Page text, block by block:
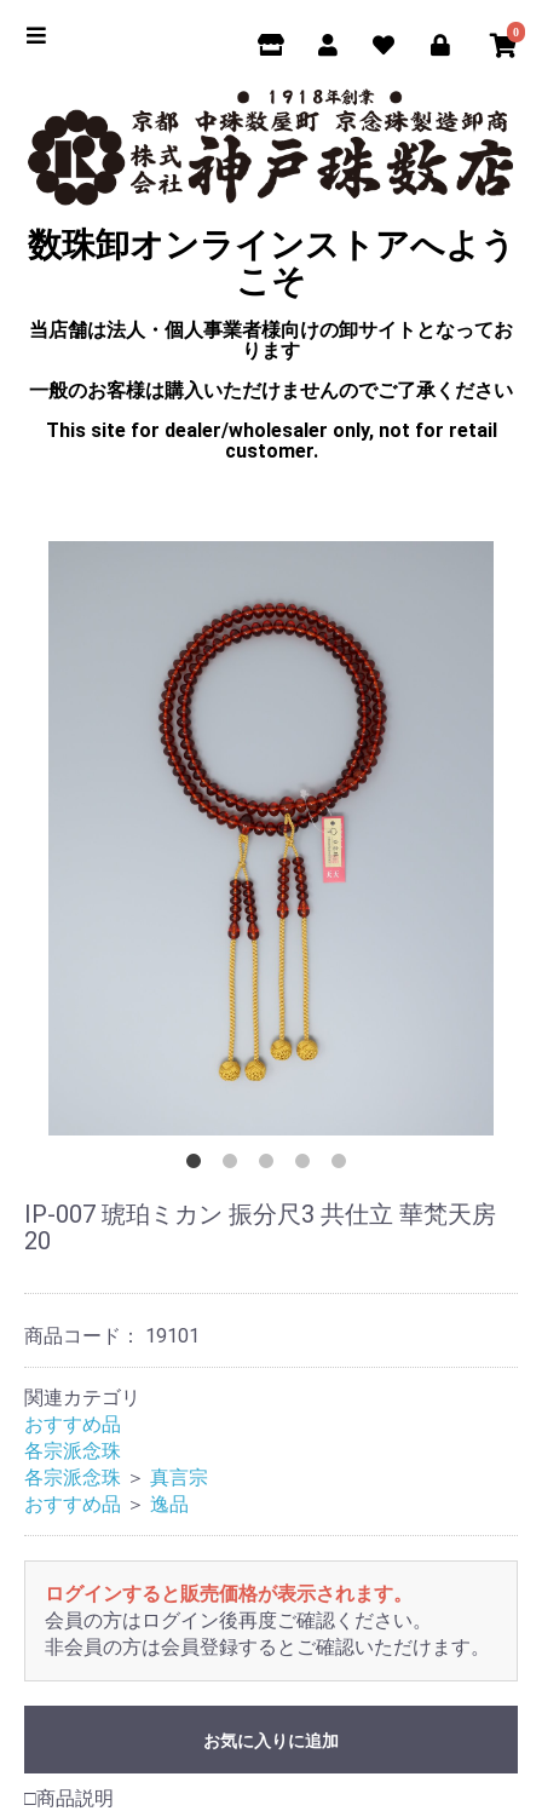
0
数珠卸オンラインストアへよう
こそ
当店舗は法人・個人事業者様向けの卸サイトとなってお
ります
一般のお客様は購入いただけませんのでご了承ください
This site for dealer/wholesaler only, not for retail
customer.
IP-007 琥珀ミカン 振分尺3 共仕立 華梵天房
20
商品コード： 19101
関連カテゴリ
おすすめ品
各宗派念珠
各宗派念珠 ＞ 真言宗
おすすめ品 ＞ 逸品
ログインすると販売価格が表示されます。
会員の方はログイン後再度ご確認ください。
非会員の方は会員登録するとご確認いただけます。
お気に入りに追加
□商品説明